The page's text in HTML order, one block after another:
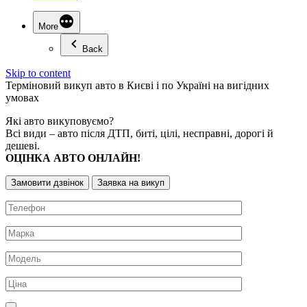
More
Back
Skip to content
Терміновий викуп авто в Києві і по Україні на вигідних
умовах
Які авто викуповуємо?
Всі види – авто після ДТП, биті, цілі, несправні, дорогі й
дешеві.
ОЦІНКА АВТО ОНЛАЙН!
Замовити дзвінок Заявка на викуп